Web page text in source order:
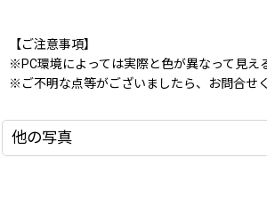
【ご注意事項】
※PC環境によっては実際と色が異なって見え
※ご不明な点等がございましたら、お問合せ
他の写真